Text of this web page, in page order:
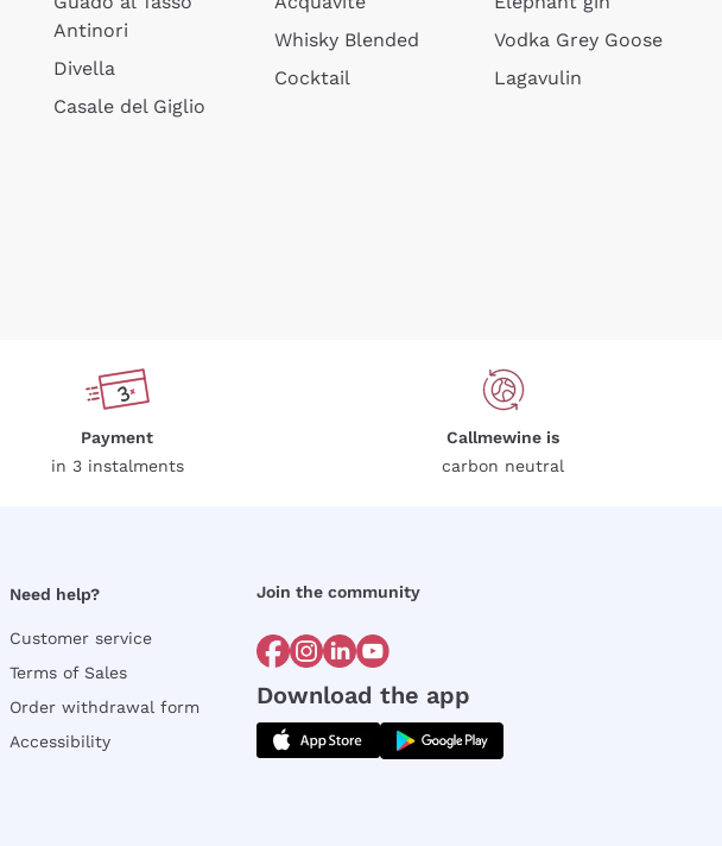
Antinori
Divella
Casale del Giglio
Whisky Blended
Cocktail
Vodka Grey Goose
Lagavulin
Payment
in 3 instalments
Callmewine is
carbon neutral
Need help?
Customer service
Terms of Sales
Order withdrawal form
Accessibility
Join the community
Download the app